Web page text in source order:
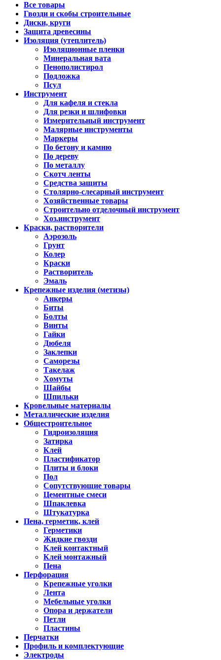
Все товары
Гвозди и скобы строительные
Диски, круги
Защита древесины
Изоляция (утеплитель)
Изоляционные пленки
Минеральная вата
Пенополистирол
Подложка
Псул
Инструмент
Для кафеля и стекла
Для резки и шлифовки
Измерительный инструмент
Малярные инструменты
Маркеры
По бетону и камню
По дереву
По металлу
Скотч ленты
Средства защиты
Столярно-слесарный инструмент
Хозяйственные товары
Строительно отделочный инструмент
Хоз.инструмент
Краски, растворители
Аэрозоль
Грунт
Колер
Краски
Растворитель
Эмаль
Крепежные изделия (метизы)
Анкеры
Биты
Болты
Винты
Гайки
Дюбеля
Заклепки
Саморезы
Такелаж
Хомуты
Шайбы
Шпильки
Кровельные материалы
Металлические изделия
Общестроительное
Гидроизоляция
Затирка
Клей
Пластификатор
Плиты и блоки
Пол
Сопутствующие товары
Цементные смеси
Шпаклевка
Штукатурка
Пена, герметик, клей
Герметики
Жидкие гвозди
Клей контактный
Клей монтажный
Пена
Перфорация
Крепежные уголки
Лента
Мебельные уголки
Опора и держатели
Петли
Пластины
Перчатки
Профиль и комплектующие
Электроды